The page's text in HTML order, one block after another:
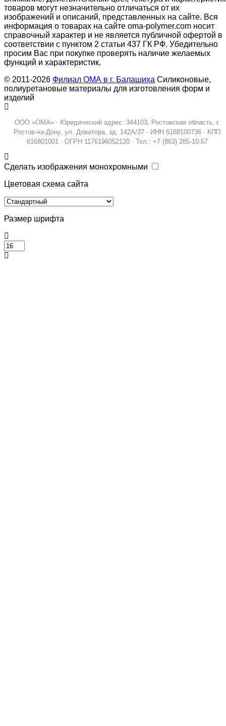
товаров могут незначительно отличаться от их
изображений и описаний, представленных на сайте. Вся
информация о товарах на сайте oma-polymer.com носит
справочный характер и не является публичной офертой в
соответствии с пунктом 2 статьи 437 ГК РФ. Убедительно
просим Вас при покупке проверять наличие желаемых
функций и характеристик.
© 2011-2026 Филиал ОМА в г. Балашиха Силиконовые,
полиуретановые материалы для изготовления форм и
изделий
ООО «ОМА» · Юридический адрес: 344103, Ростовская область, г.
Ростов-на-Дону, ул. Доватора, зд. 142А/37 · ИНН 6168100736 · КПП
616801001 · ОГРН 1176196052120 · Тел.: +7 (863) 285-10-57
Сделать изображения монохромными
Цветовая схема сайта
Размер шрифта